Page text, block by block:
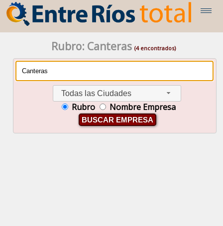
Rubro: Canteras(4 encontrados)
Todas las Ciudades
Rubro Nombre Empresa
BUSCAR EMPRESA